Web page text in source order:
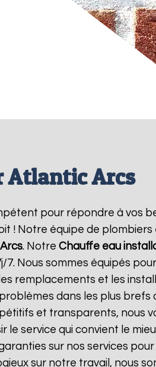
Atlantic Arcs
pour répondre à vos
! Notre équipe de
Arcs. Notre Chauffe eau
Nous sommes équipés
remplacements et les
dans les plus brefs
et transparents, nous
service qui convient le
sur nos services pour
sur notre travail, nous